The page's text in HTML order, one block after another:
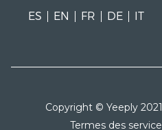
ES
EN FR DE IT
Copyright © Yeeply
Termes des